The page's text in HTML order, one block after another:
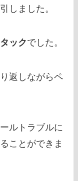
しました。
ックでした。
返しながらペ
ルトラブルに
ことができま